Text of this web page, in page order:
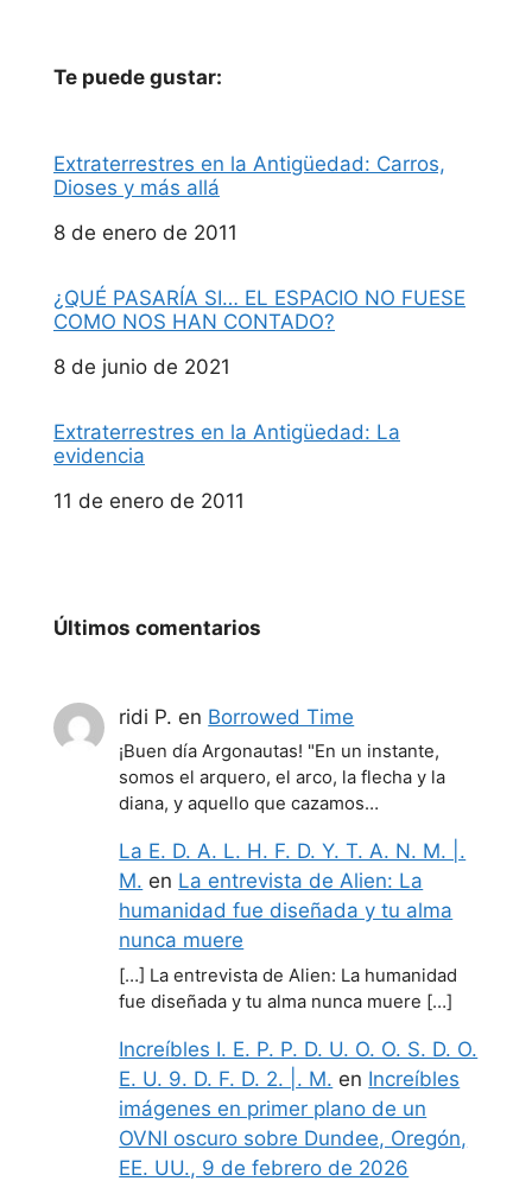
Te puede gustar:
Extraterrestres en la Antigüedad: Carros,
Dioses y más allá
Fecha
8 de enero de 2011
¿QUÉ PASARÍA SI… EL ESPACIO NO FUESE
COMO NOS HAN CONTADO?
Fecha
8 de junio de 2021
Extraterrestres en la Antigüedad: La
evidencia
Fecha
11 de enero de 2011
Últimos comentarios
ridi P. en Borrowed Time
¡Buen día Argonautas! "En un instante,
somos el arquero, el arco, la flecha y la
diana, y aquello que cazamos…
La E. D. A. L. H. F. D. Y. T. A. N. M. |.
M. en La entrevista de Alien: La
humanidad fue diseñada y tu alma
nunca muere
[…] La entrevista de Alien: La humanidad
fue diseñada y tu alma nunca muere […]
Increíbles I. E. P. P. D. U. O. O. S. D. O.
E. U. 9. D. F. D. 2. |. M. en Increíbles
imágenes en primer plano de un
OVNI oscuro sobre Dundee, Oregón,
EE. UU., 9 de febrero de 2026